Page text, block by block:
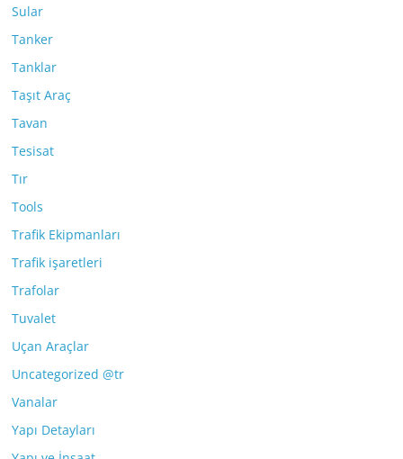
Sular
Tanker
Tanklar
Taşıt Araç
Tavan
Tesisat
Tır
Tools
Trafik Ekipmanları
Trafik işaretleri
Trafolar
Tuvalet
Uçan Araçlar
Uncategorized @tr
Vanalar
Yapı Detayları